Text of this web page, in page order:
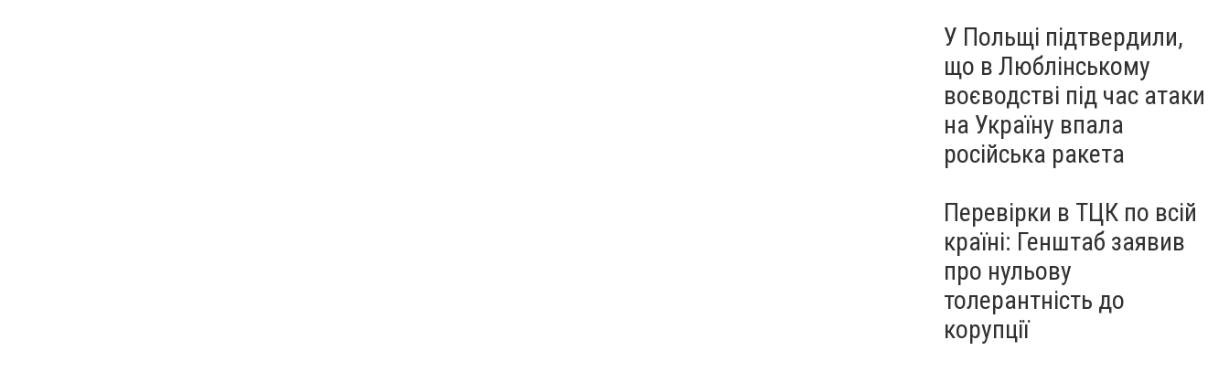
У Польщі підтвердили,
що в Люблінському
воєводстві під час атаки
на Україну впала
російська ракета
Перевірки в ТЦК по всій
країні: Генштаб заявив
про нульову
толерантність до
корупції